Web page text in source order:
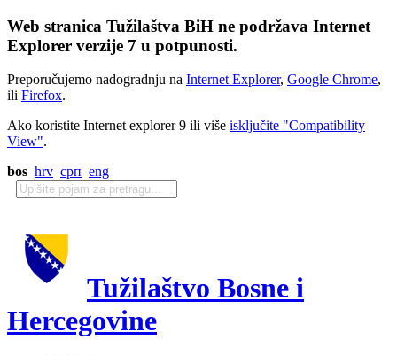
Web stranica Tužilaštva BiH ne podržava Internet
Explorer verzije 7 u potpunosti.
Preporučujemo nadogradnju na Internet Explorer, Google Chrome,
ili Firefox.
Ako koristite Internet explorer 9 ili više isključite "Compatibility
View".
bos hrv срп eng
Tužilaštvo Bosne i
Hercegovine